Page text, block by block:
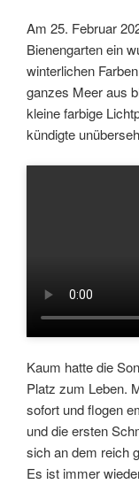
Am 25. Februar
Bienengarten ein
winterlichen
ganzes Meer aus
kleine farbige
kündigte
Kaum hatte die
Platz zum Leben.
sofort und flogen
und die ersten
sich an dem reich
Es ist immer